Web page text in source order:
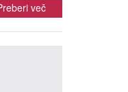
več